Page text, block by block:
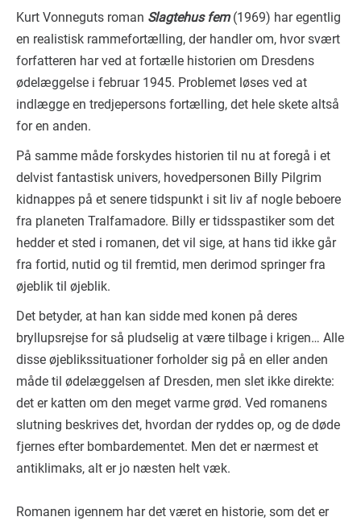
Kurt Vonneguts roman Slagtehus fem(1969) har egentlig
en realistisk rammefortælling, der handler om, hvor svært
forfatteren har ved at fortælle historien om Dresdens
ødelæggelse i februar 1945. Problemet løses ved at
indlægge en tredjepersons fortælling, det hele skete altså
for en anden.
På samme måde forskydes historien til nu at foregå i et
delvist fantastisk univers, hovedpersonen Billy Pilgrim
kidnappes på et senere tidspunkt i sit liv af nogle beboere
fra planeten Tralfamadore. Billy er tidsspastiker som det
hedder et sted i romanen, det vil sige, at hans tid ikke går
fra fortid, nutid og til fremtid, men derimod springer fra
øjeblik til øjeblik.
Det betyder, at han kan sidde med konen på deres
bryllupsrejse for så pludselig at være tilbage i krigen… Alle
disse øjeblikssituationer forholder sig på en eller anden
måde til ødelæggelsen af Dresden, men slet ikke direkte:
det er katten om den meget varme grød. Ved romanens
slutning beskrives det, hvordan der ryddes op, og de døde
fjernes efter bombardementet. Men det er nærmest et
antiklimaks, alt er jo næsten helt væk.
Romanen igennem har det været en historie, som det er